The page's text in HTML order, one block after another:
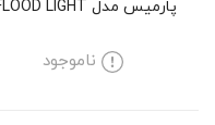
پارمیس مدل FLOOD LIGHT
ناموجود